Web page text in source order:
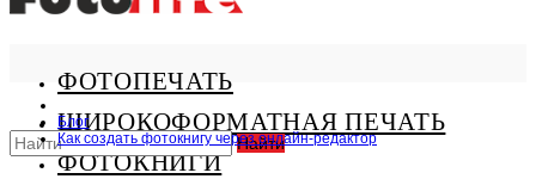
ФОТОПЕЧАТЬ
ШИРОКОФОРМАТНАЯ ПЕЧАТЬ
ФОТОКНИГИ
Найти
Блог
Как создать фотокнигу через онлайн-редактор